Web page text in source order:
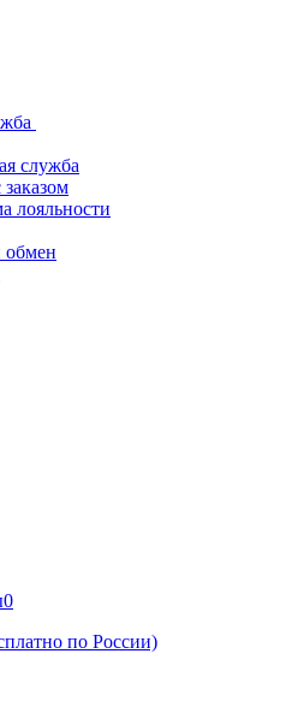
служба
лояльности
обмен
0
по России)